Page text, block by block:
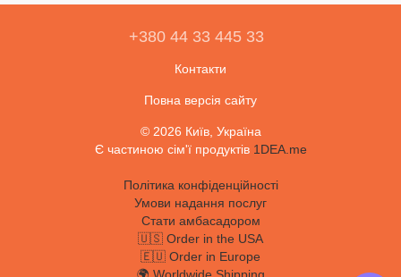
+380 44 33 445 33
Контакти
Повна версія сайту
© 2026 Київ, Україна
Є частиною сім'ї продуктів 1DEA.me
Політика конфіденційності
Умови надання послуг
Стати амбасадором
🇺🇸 Order in the USA
🇪🇺 Order in Europe